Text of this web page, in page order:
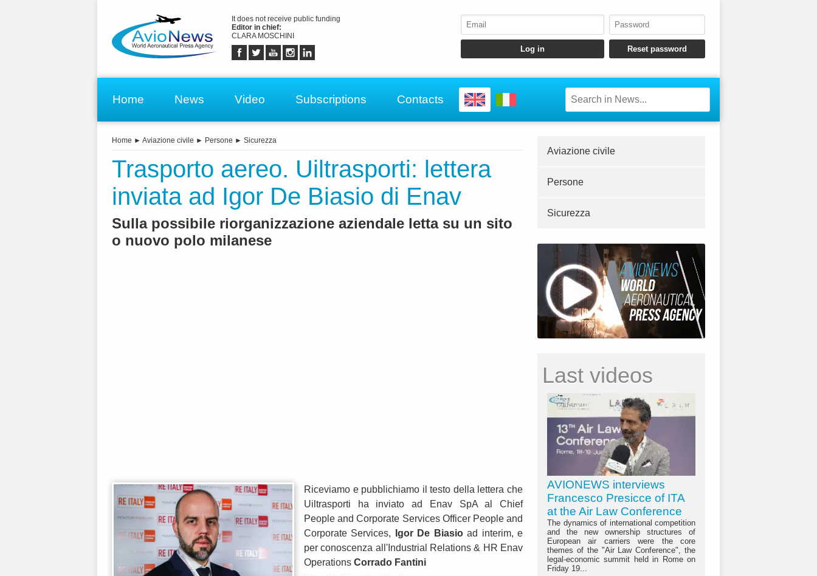
It does not receive public funding
Editor in chief:
CLARA MOSCHINI
Home News Video Subscriptions Contacts
Home ► Aviazione civile ► Persone ► Sicurezza
Trasporto aereo. Uiltrasporti: lettera
inviata ad Igor De Biasio di Enav
Sulla possibile riorganizzazione aziendale letta su un sito
o nuovo polo milanese
Riceviamo e pubblichiamo il testo della lettera che
Uiltrasporti ha inviato ad Enav SpA al Chief
People and Corporate Services Officer People and
Corporate Services,
Igor De Biasioad interim, e
per conoscenza all'Industrial Relations & HR Enav
Operations Corrado Fantini
Aviazione civile
Persone
Sicurezza
Last videos
AVIONEWS interviews
Francesco Presicce of ITA
at the Air Law Conference
The dynamics of international competition
and the new ownership structures of
European air carriers were the core
themes of the "Air Law Conference", the
legal-economic summit held in Rome on
Friday 19...